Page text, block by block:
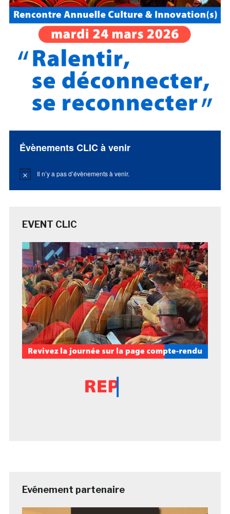
Évènements CLIC à venir
Notice Il n’y a pas d’évènements à venir.
EVENT CLIC
Evénement partenaire